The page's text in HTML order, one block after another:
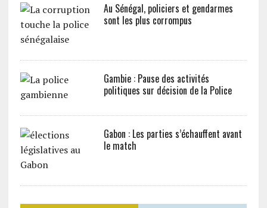
Au Sénégal, policiers et gendarmes
sont les plus corrompus
Gambie : Pause des activités
politiques sur décision de la Police
Gabon : Les parties s’échauffent avant
le match